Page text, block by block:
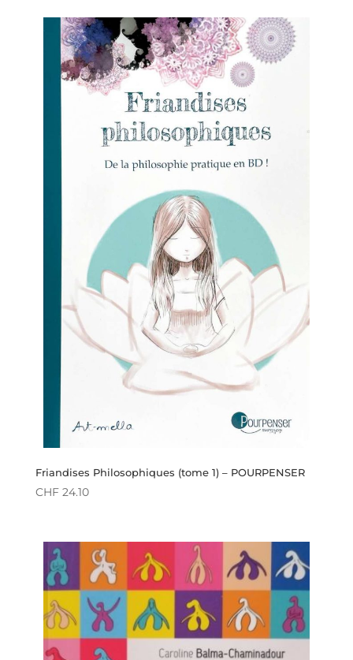
Friandises Philosophiques (tome 1) – POURPENSER
CHF24.10